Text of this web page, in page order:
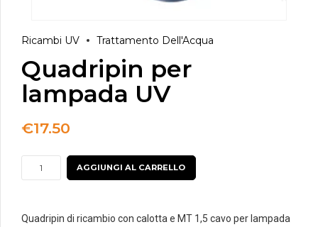
Ricambi UV Trattamento Dell'Acqua
Quadripin per
lampada UV
€17.50
Quadripin
per
UV
AGGIUNGI AL CARRELLO
Quadripin di ricambio con calotta e MT 1,5 cavo per lampada